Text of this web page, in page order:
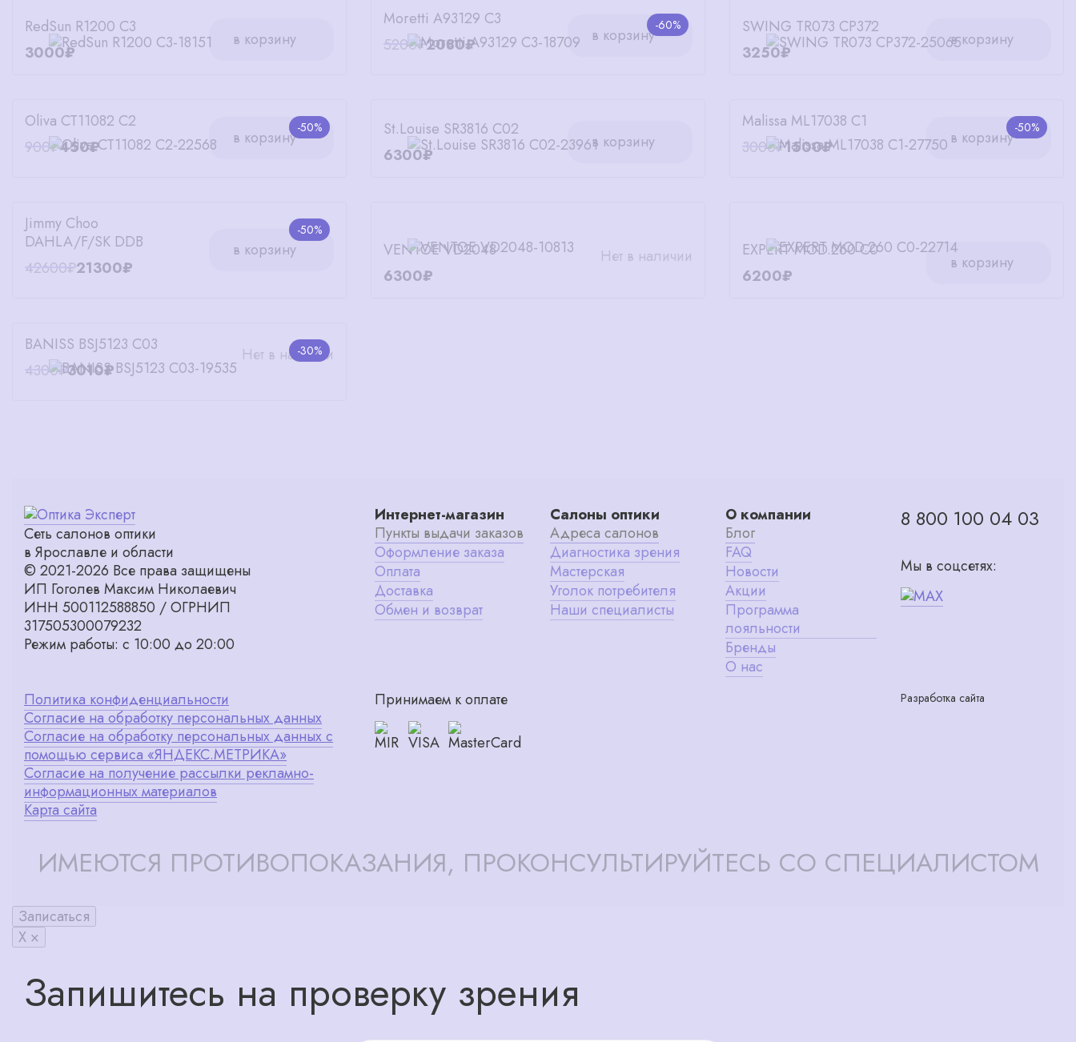
RedSun R1200 C3
3000₽
в корзину
-60%
Moretti A93129 C3
5200₽2080₽ в корзину
SWING TR073 CP372
3250₽
в корзину
-50%
Oliva CT11082 C2
900₽450₽ в корзину
St.Louise SR3816 C02
6300₽
в корзину
-50%
Malissa ML17038 C1
3000₽1500₽ в корзину
-50%
Jimmy Choo
DAHLA/F/SK DDB
42600₽21300₽
в корзину
VENTOE VD2048
6300₽
Нет в наличии
EXPERT MOD.260 C0
6200₽
в корзину
-30%
BANISS BSJ5123 C03
4300₽3010₽
Нет в наличии
Сеть салонов оптики
в Ярославле и области
© 2021-2026 Все права защищены
ИП Гоголев Максим Николаевич
ИНН 500112588850 / ОГРНИП
317505300079232
Режим работы: с 10:00 до 20:00
Интернет-магазин
Пункты выдачи заказов
Оформление заказа
Оплата
Доставка
Обмен и возврат
Салоны оптики
Адреса салонов
Диагностика зрения
Мастерская
Уголок потребителя
Наши специалисты
О компании
Блог
FAQ
Новости
Акции
Программа
лояльности
Бренды
О нас
8 800 100 04 03
Мы в соцсетях:
Политика конфиденциальности
Согласие на обработку персональных данных
Согласие на обработку персональных данных с
помощью сервиса «ЯНДЕКС.МЕТРИКА»
Согласие на получение рассылки рекламно-
информационных материалов
Карта сайта
Принимаем к оплате Разработка сайта
ИМЕЮТСЯ ПРОТИВОПОКАЗАНИЯ, ПРОКОНСУЛЬТИРУЙТЕСЬ СО СПЕЦИАЛИСТОМ
Записаться
X ×
Запишитесь на проверку зрения